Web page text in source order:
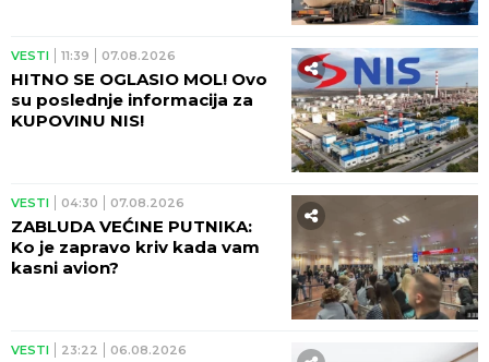
VESTI 11:39 07.08.2026
HITNO SE OGLASIO MOL! Ovo
su poslednje informacija za
KUPOVINU NIS!
VESTI 04:30 07.08.2026
ZABLUDA VEĆINE PUTNIKA:
Ko je zapravo kriv kada vam
kasni avion?
VESTI 23:22 06.08.2026